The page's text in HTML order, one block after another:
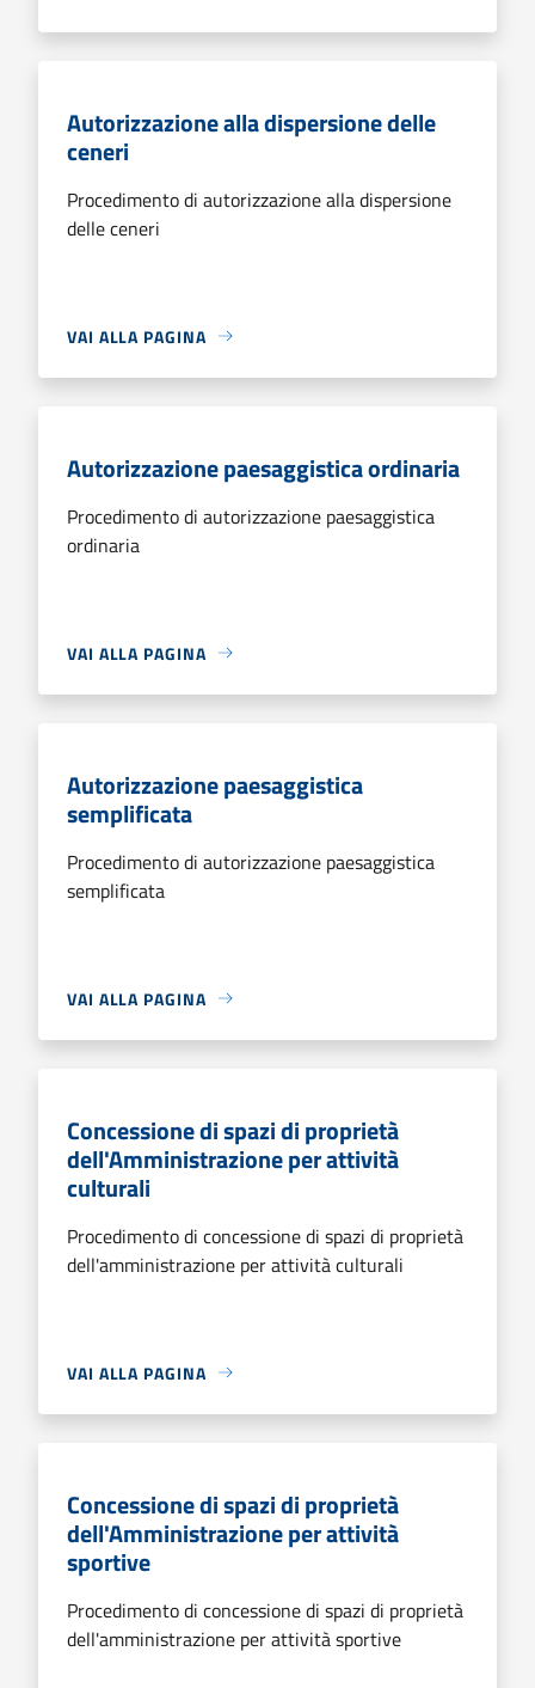
Autorizzazione alla dispersione delle
ceneri
Procedimento di autorizzazione alla dispersione
delle ceneri
VAI ALLA PAGINA
Autorizzazione paesaggistica ordinaria
Procedimento di autorizzazione paesaggistica
ordinaria
VAI ALLA PAGINA
Autorizzazione paesaggistica
semplificata
Procedimento di autorizzazione paesaggistica
semplificata
VAI ALLA PAGINA
Concessione di spazi di proprietà
dell'Amministrazione per attività
culturali
Procedimento di concessione di spazi di proprietà
dell'amministrazione per attività culturali
VAI ALLA PAGINA
Concessione di spazi di proprietà
dell'Amministrazione per attività
sportive
Procedimento di concessione di spazi di proprietà
dell'amministrazione per attività sportive